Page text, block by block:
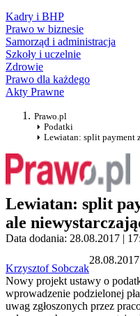
Kadry i BHP
Prawo w biznesie
Samorząd i administracja
Szkoły i uczelnie
Zdrowie
Prawo dla każdego
Akty Prawne
Prawo.pl
Podatki
Lewiatan: split payment
Lewiatan: split
ale
Data dodania: 28.08.2017 |
Krzysztof Sobczak
Nowy projekt ustawy o
wprowadzenie podzielonej
uwag zgłoszonych przez